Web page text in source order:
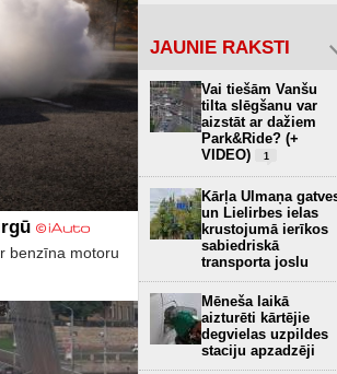
benzīna motoru
JAUNIE RAKSTI
Vai tiešām Vanšu
tilta slēgšanu var
aizstāt ar dažiem
Park&Ride? (+
VIDEO)
1
Kārļa Ulmaņa
un Lielirbes ielas
krustojumā ierīkos
sabiedriskā
transporta joslu
Mēneša laikā
aizturēti kārtējie
degvielas uzpildes
staciju apzadzēji